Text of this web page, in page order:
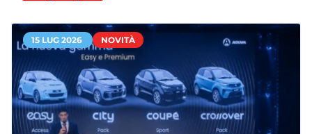
15 LUG 2026 NOVITÀ